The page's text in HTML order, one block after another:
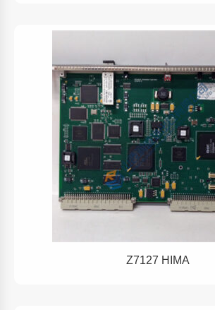
Z7127 HIMA